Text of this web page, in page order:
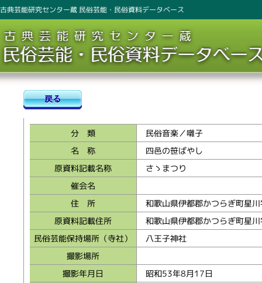
古典芸能研究センター蔵 民俗芸能・民俗資料データベース
分 類
民俗音楽／囃子
名 称
四邑の笹ばやし
原資料記載名称
さゝまつり
催会名
住 所
和歌山県伊都郡かつらぎ町星
原資料記載住所
和歌山県伊都郡かつらぎ町星
民俗芸能保持場所（寺社）
八王子神社
撮影場所
撮影年月日
昭和53年8月17日